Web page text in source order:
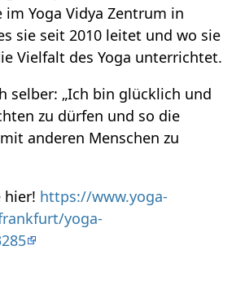
im Yoga Vidya Zentrum in
sie seit 2010 leitet und wo sie
Vielfalt des Yoga unterrichtet.
selber: „Ich bin glücklich und
zu dürfen und so die
anderen Menschen zu
hier! https://www.yoga-
yoga-